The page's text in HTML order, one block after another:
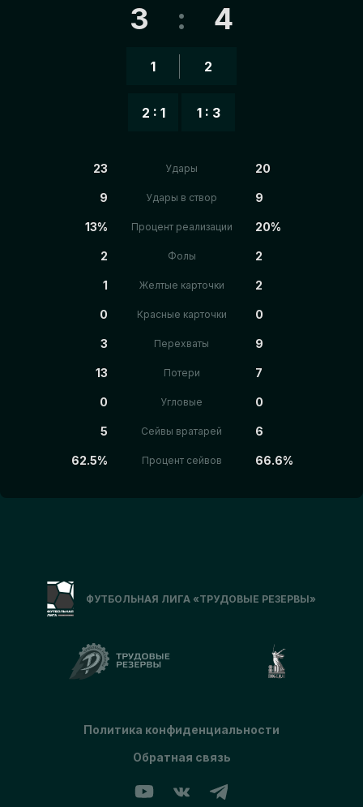
3 : 4
1
2 : 1
2
1 : 3
23 Удары 20
9 Удары в створ 9
13% Процент реализации 20%
2 Фолы 2
1 Желтые карточки 2
0 Красные карточки 0
3 Перехваты 9
13 Потери 7
0 Угловые 0
5 Сейвы вратарей 6
62.5% Процент сейвов 66.6%
ФУТБОЛЬНАЯ ЛИГА «ТРУДОВЫЕ РЕЗЕРВЫ»
Политика конфиденциальности
Обратная связь